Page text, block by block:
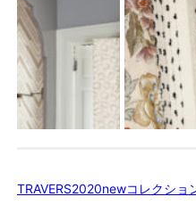
TRAVERS2020newコレクショ